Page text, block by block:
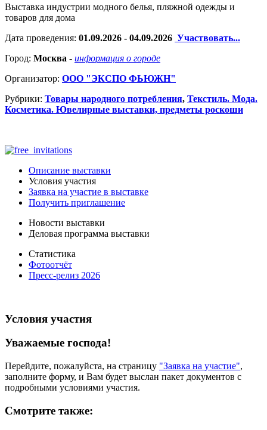
Выставка индустрии модного белья, пляжной одежды и
товаров для дома
Дата проведения: 01.09.2026 - 04.09.2026 Участвовать...
Город: Москва - информация о городе
Организатор: ООО "ЭКСПО ФЬЮЖН"
Рубрики: Товары народного потребления, Текстиль. Мода.
Косметика. Ювелирные выставки, предметы роскоши
Описание выставки
Условия участия
Заявка на участие в выставке
Получить приглашение
Новости выставки
Деловая программа выставки
Статистика
Фотоотчёт
Пресс-релиз 2026
Условия участия
Уважаемые господа!
Перейдите, пожалуйста, на страницу "Заявка на участие",
заполните форму, и Вам будет выслан пакет документов с
подробными условиями участия.
Смотрите также: